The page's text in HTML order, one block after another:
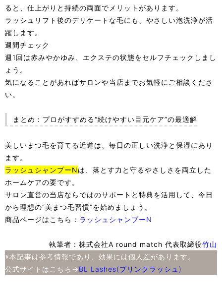
ると、仕上がりと持続の両面でメリットがあります。
ラッシュリフト後のデリケートな毛にも、やさしい泡洗浄が活
躍します。
週間チェック
週1回は赤みやかゆみ、エクステの状態をセルフチェックしまし
ょう。
気になることがあればサロンや当店までお気軽にご相談くださ
い。
まとめ：プロがすすめる“続けやすい目元ケア”の最適解
美しいまつ毛を育てる近道は、毎日の正しい洗浄と保湿にあり
ます。
ラッシュシャンプーNは、落とす力と守るやさしさを両立した
ホームケアの要です。
サロン直営の当店ならではのサポートと特典を活用して、今日
から理想の“美まつ毛習慣”を始めましょう。
商品ページはこちら： ラッシュシャンプーN
執筆者：株式会社A round match 代表取締役竹山
※本記事は参考情報であり、効果には個人差があります。
公式サイトはこちら→BL Lashes(ブリンクラッシュ)